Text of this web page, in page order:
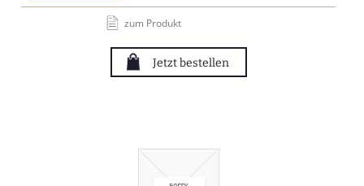
zum Produkt
Jetzt bestellen